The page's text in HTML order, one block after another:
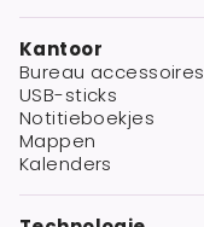
Kantoor
Bureau accessoires
USB-sticks
Notitieboekjes
Mappen
Kalenders